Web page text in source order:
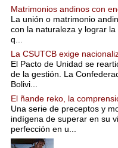
Matrimonios andinos con
La unión o matrimonio
con la naturaleza y lograr
q...
La CSUTCB exige
El Pacto de Unidad se
de la gestión. La
Bolivi...
El ñande reko, la
Una serie de preceptos y
indígena de superar en su
perfección en u...